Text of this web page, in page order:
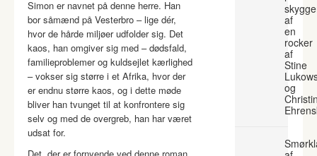
Simon er navnet på denne herre. Han
bor såmænd på Vesterbro – lige dér,
hvor de hårde miljøer udfolder sig. Det
kaos, han omgiver sig med – dødsfald,
familieproblemer og kuldsejlet kærlighed
– vokser sig større i et Afrika, hvor der
er endnu større kaos, og i dette møde
bliver han tvunget til at konfrontere sig
selv og med de overgreb, han har været
udsat for.
af
en
rocker
af
Stine
og